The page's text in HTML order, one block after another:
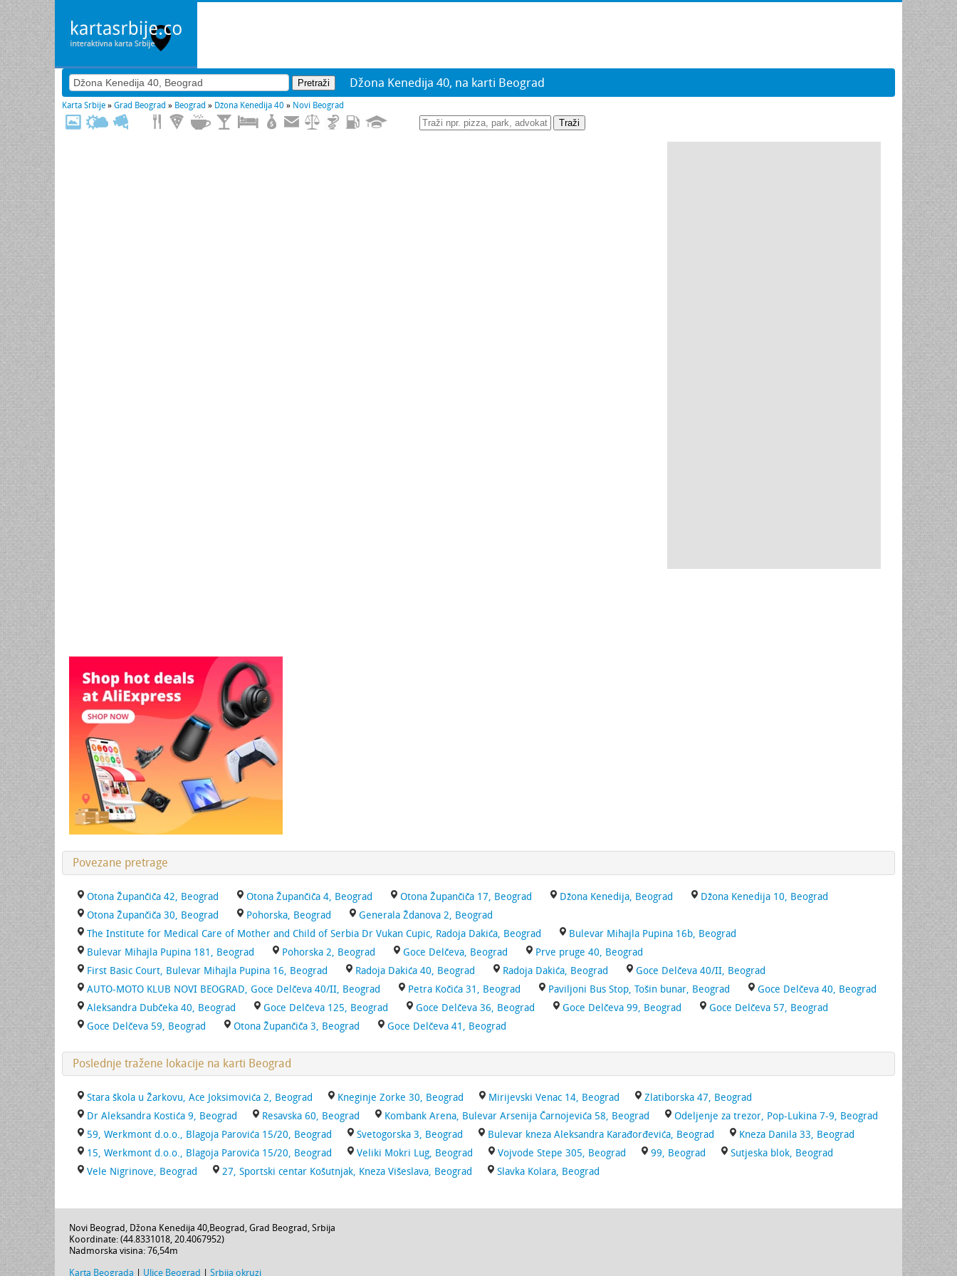
Džona Kenedija 40, na karti Beograd
Karta Srbije » Grad Beograd » Beograd » Džona Kenedija 40 » Novi Beograd
Traži
Povezane pretrage
Otona Župančiča 42, Beograd Otona Župančiča 4, Beograd Otona Župančiča 17, Beograd Džona Kenedija, Beograd
Džona Kenedija 10, Beograd
Otona Župančiča 30, Beograd
Pohorska, Beograd
Generala Ždanova 2, Beograd
The Institute for Medical Care of Mother and Child of Serbia Dr Vukan Cupic, Radoja Dakića, Beograd
Bulevar Mihajla Pupina 16b, Beograd
Bulevar Mihajla Pupina 181, Beograd
Pohorska 2, Beograd Goce Delčeva, Beograd
Prve pruge 40, Beograd
First Basic Court, Bulevar Mihajla Pupina 16, Beograd
Radoja Dakića 40, Beograd Radoja Dakića, Beograd
Goce Delčeva 40/II, Beograd
AUTO-MOTO KLUB NOVI BEOGRAD, Goce Delčeva 40/II, Beograd
Petra Kočića 31, Beograd Paviljoni Bus Stop, Tošin bunar, Beograd
Goce Delčeva 40, Beograd
Aleksandra Dubčeka 40, Beograd
Goce Delčeva 125, Beograd Goce Delčeva 36, Beograd Goce Delčeva 99, Beograd
Goce Delčeva 57, Beograd
Goce Delčeva 59, Beograd
Otona Župančiča 3, Beograd Goce Delčeva 41, Beograd
Poslednje tražene lokacije na karti Beograd
Stara škola u Žarkovu, Ace Joksimovića 2, Beograd Kneginje Zorke 30, Beograd Mirijevski Venac 14, Beograd
Zlatiborska 47, Beograd
Dr Aleksandra Kostića 9, Beograd
Resavska 60, Beograd Kombank Arena, Bulevar Arsenija Čarnojevića 58, Beograd
Odeljenje za trezor, Pop-Lukina 7-9, Beograd
59, Werkmont d.o.o., Blagoja Parovića 15/20, Beograd
Svetogorska 3, Beograd Bulevar kneza Aleksandra Karađorđevića, Beograd
Kneza Danila 33, Beograd
15, Werkmont d.o.o., Blagoja Parovića 15/20, Beograd
Veliki Mokri Lug, Beograd Vojvode Stepe 305, Beograd 99, Beograd
Sutjeska blok, Beograd
Vele Nigrinove, Beograd
27, Sportski centar Košutnjak, Kneza Višeslava, Beograd Slavka Kolara, Beograd
Novi Beograd, Džona Kenedija 40,Beograd, Grad Beograd, Srbija
Koordinate: (44.8331018, 20.4067952)
Nadmorska visina: 76,54m
Karta Beograda Ulice Beograd Srbija okruzi